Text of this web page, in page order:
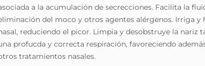
a la acumulación de secrecciones. Facilita la
del moco y otros agentes alérgenos. Irriga y
reduciendo el picor. Limpia y desobstruye la nariz
profucda y correcta respiración, favoreciendo
tratamientos nasales.